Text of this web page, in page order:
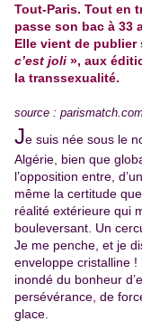
Tout-Paris. Tout en
passe son bac à 33
Elle vient de
c’est joli », aux
la transsexualité.
source :
Je suis née sous le
Algérie, bien que
l’opposition entre,
même la certitude
réalité extérieure qui
bouleversant. Un
Je me penche, et je
enveloppe cristalline !
inondé du bonheur
persévérance, de
glace.